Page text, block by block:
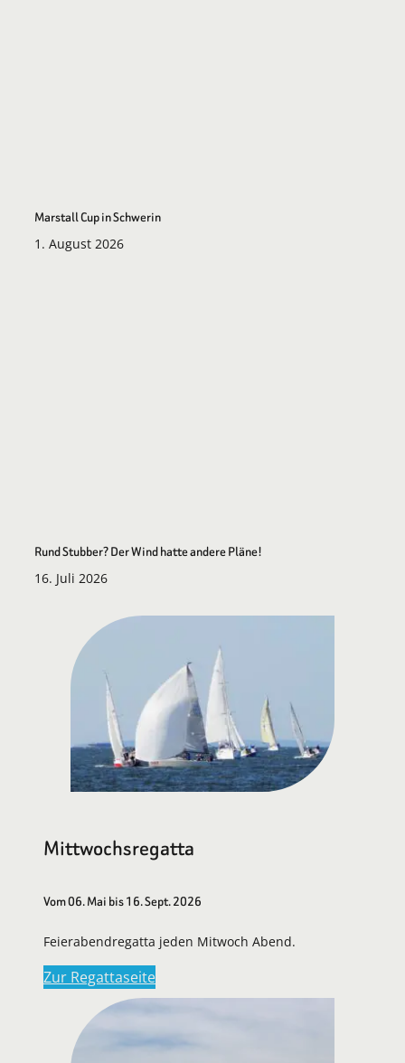
Marstall Cup in Schwerin
1. August 2026
Rund Stubber? Der Wind hatte andere Pläne!
16. Juli 2026
Mittwochsregatta
Vom 06. Mai bis 16. Sept. 2026
Feierabendregatta jeden Mitwoch Abend.
Zur Regattaseite